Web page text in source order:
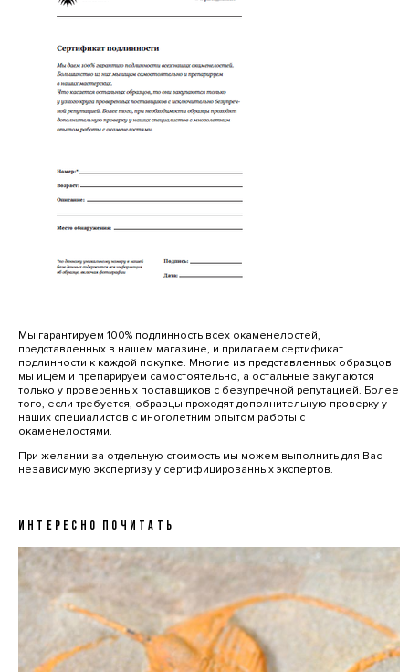
Мы гарантируем 100% подлинность всех окаменелостей,
представленных в нашем магазине, и прилагаем сертификат
подлинности к каждой покупке. Многие из представленных образцов
мы ищем и препарируем самостоятельно, а остальные закупаются
только у проверенных поставщиков с безупречной репутацией. Более
того, если требуется, образцы проходят дополнительную проверку у
наших специалистов с многолетним опытом работы с
окаменелостями.
При желании за отдельную стоимость мы можем выполнить для Вас
независимую экспертизу у сертифицированных экспертов.
ИНТЕРЕСНО ПОЧИТАТЬ